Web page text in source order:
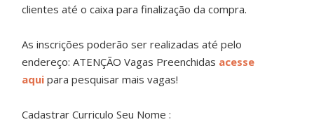
clientes até o caixa para finalização da compra.
As inscrições poderão ser realizadas até pelo
endereço: ATENÇÃO Vagas Preenchidas acesse
aqui para pesquisar mais vagas!
Cadastrar Curriculo Seu Nome :